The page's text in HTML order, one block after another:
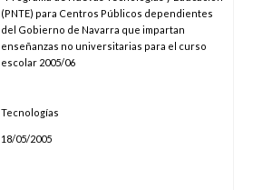
(PNTE) para Centros Públicos dependientes
del Gobierno de Navarra que impartan
enseñanzas no universitarias para el curso
escolar 2005/06
Tecnologías
18/05/2005